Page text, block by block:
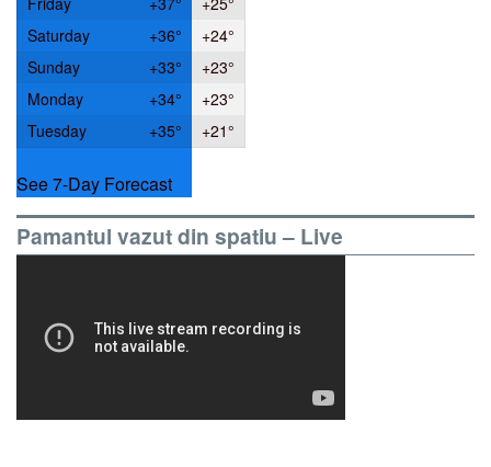
Saturday
+36° +24°
Sunday
+33° +23°
Monday
+34° +23°
Tuesday
+35° +21°
See 7-Day Forecast
Pamantul vazut din spatiu – Live